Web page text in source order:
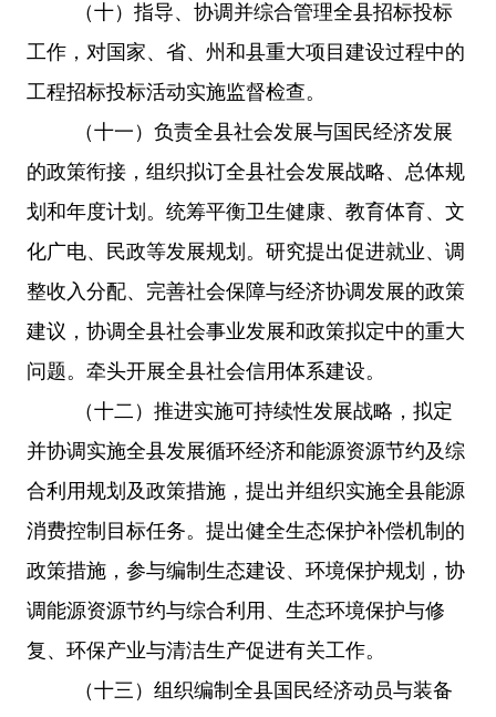
（十）指导、协调并综合管理全县招标投标
工作，对国家、省、州和县重大项目建设过程中的
工程招标投标活动实施监督检查。
（十一）负责全县社会发展与国民经济发展
的政策衔接，组织拟订全县社会发展战略、总体规
划和年度计划。统筹平衡卫生健康、教育体育、文
化广电、民政等发展规划。研究提出促进就业、调
整收入分配、完善社会保障与经济协调发展的政策
建议，协调全县社会事业发展和政策拟定中的重大
问题。牵头开展全县社会信用体系建设。
（十二）推进实施可持续性发展战略，拟定
并协调实施全县发展循环经济和能源资源节约及综
合利用规划及政策措施，提出并组织实施全县能源
消费控制目标任务。提出健全生态保护补偿机制的
政策措施，参与编制生态建设、环境保护规划，协
调能源资源节约与综合利用、生态环境保护与修
复、环保产业与清洁生产促进有关工作。
（十三）组织编制全县国民经济动员与装备